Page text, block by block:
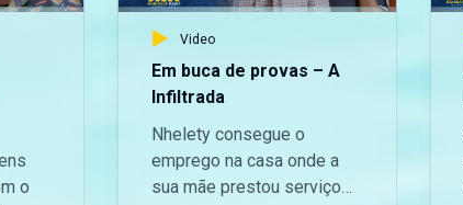
o
Video
Em buca de provas – A
Infiltrada
Nhelety consegue o
emprego na casa onde a
sua mãe prestou serviço